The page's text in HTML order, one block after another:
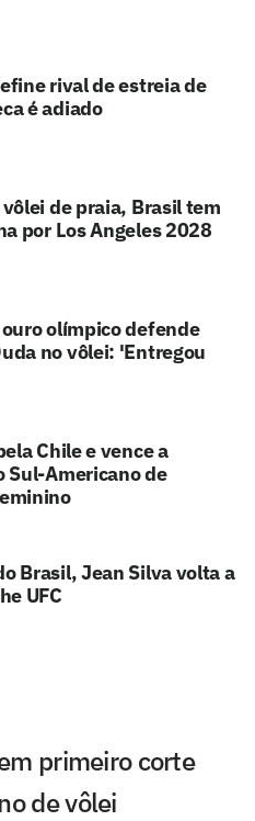
rival de estreia de
é adiado
de praia, Brasil tem
por Los Angeles 2028
olímpico defende
no vôlei: 'Entregou
Chile e vence a
Sul-Americano de
Brasil, Jean Silva volta a
UFC
primeiro corte
de vôlei